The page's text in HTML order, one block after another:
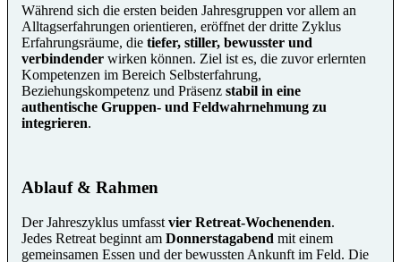
Während sich die ersten beiden Jahresgruppen vor allem an
Alltagserfahrungen orientieren, eröffnet der dritte Zyklus
Erfahrungsräume, die tiefer, stiller, bewusster und
verbindender wirken können. Ziel ist es, die zuvor erlernten
Kompetenzen im Bereich Selbsterfahrung,
Beziehungskompetenz und Präsenz stabil in eine
authentische Gruppen- und Feldwahrnehmung zu
integrieren.
Ablauf & Rahmen
Der Jahreszyklus umfasst vier Retreat-Wochenenden.
Jedes Retreat beginnt am Donnerstagabend mit einem
gemeinsamen Essen und der bewussten Ankunft im Feld. Die